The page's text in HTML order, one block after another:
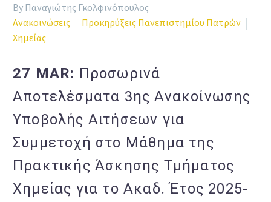
By Παναγιώτης Γκολφινόπουλος
Ανακοινώσεις
Προκηρύξεις Πανεπιστημίου Πατρών
Χημείας
27 MAR: Προσωρινά
Αποτελέσματα 3ης Ανακοίνωσης
Υποβολής Αιτήσεων για
Συμμετοχή στο Μάθημα της
Πρακτικής Άσκησης Τμήματος
Χημείας για το Ακαδ. Έτος 2025-